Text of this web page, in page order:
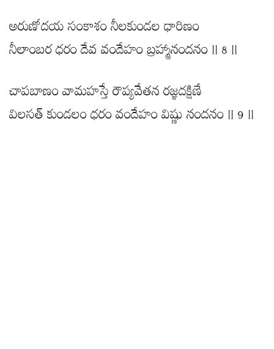
అరుణోదయ సంకాశం నీలకుండల ధారిణం
నీలాంబర ధరం దేవ వందేహం బ్రహ్మానందనం || 8 ||
చాపబాణం వామహస్తే రౌప్యవేతన రజ్ఞదక్షిణే
విలసత్ కుండలం ధరం వందేహం విష్ణు నందనం || 9 ||